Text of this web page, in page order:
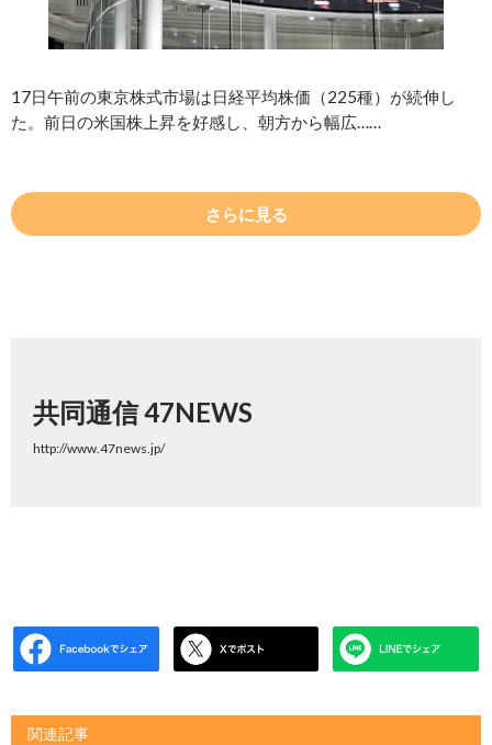
17日午前の東京株式市場は日経平均株価（225種）が続伸し
た。前日の米国株上昇を好感し、朝方から幅広……
さらに見る
共同通信 47NEWS
http://www.47news.jp/
関連記事